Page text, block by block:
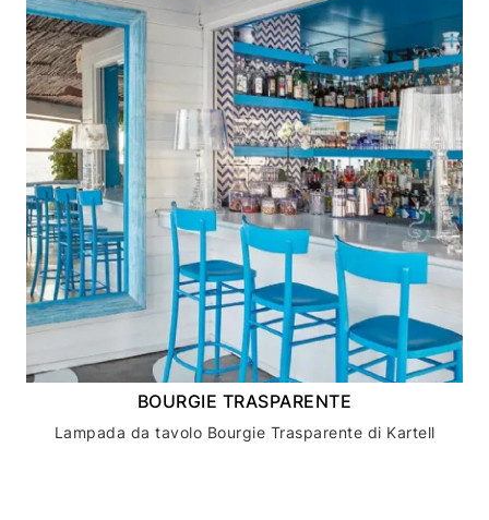
BOURGIE TRASPARENTE
Lampada da tavolo Bourgie Trasparente di Kartell